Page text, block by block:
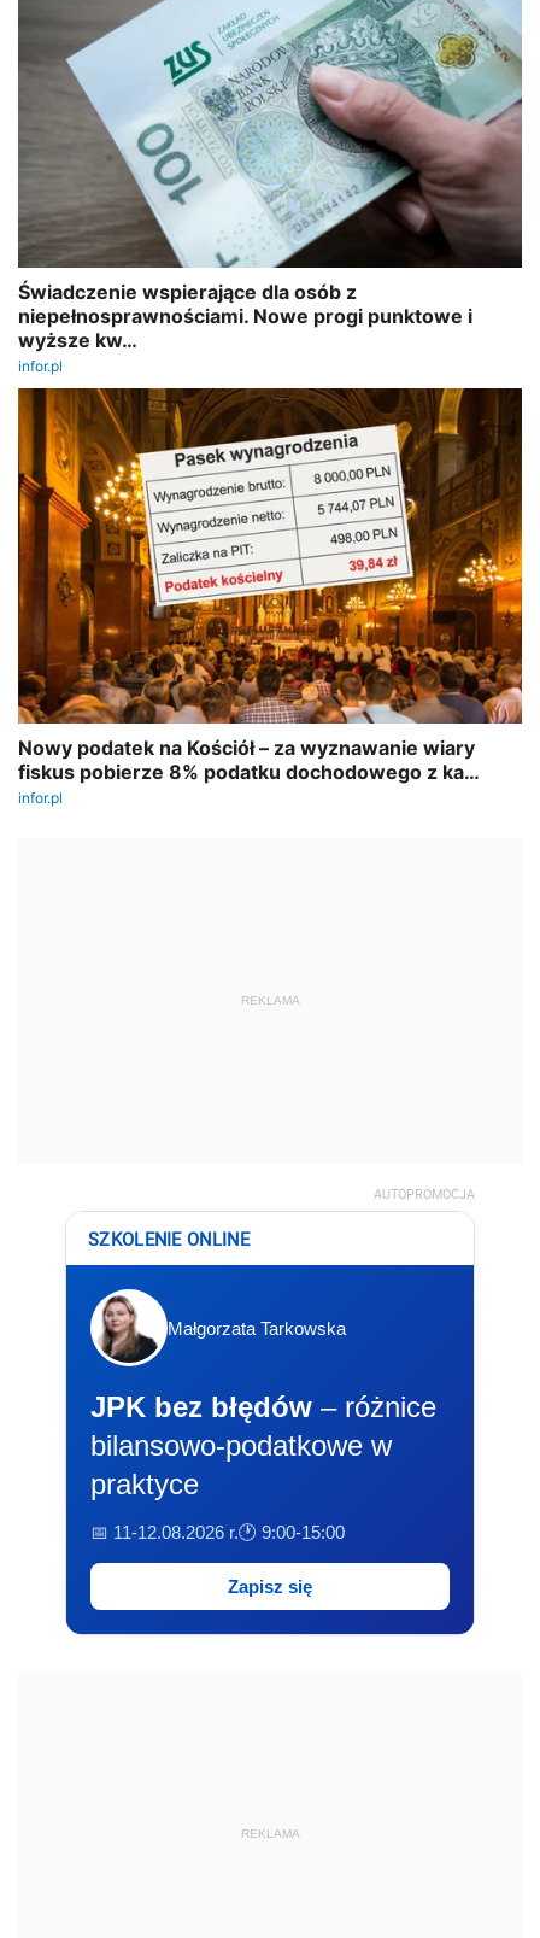
REKLAMA
AUTOPROMOCJA
SZKOLENIE ONLINE
Małgorzata Tarkowska
JPK bez błędów – różnice
bilansowo-podatkowe w
praktyce
📅 11-12.08.2026 r.🕐 9:00-15:00
Zapisz się
REKLAMA